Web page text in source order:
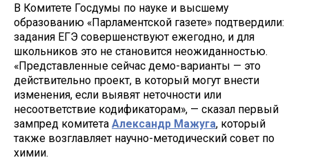
В Комитете Госдумы по науке и высшему
образованию «Парламентской газете» подтвердили:
задания ЕГЭ совершенствуют ежегодно, и для
школьников это не становится неожиданностью.
«Представленные сейчас демо-варианты — это
действительно проект, в который могут внести
изменения, если выявят неточности или
несоответствие кодификаторам», — сказал первый
зампред комитета Александр Мажуга, который
также возглавляет научно-методический совет по
химии.